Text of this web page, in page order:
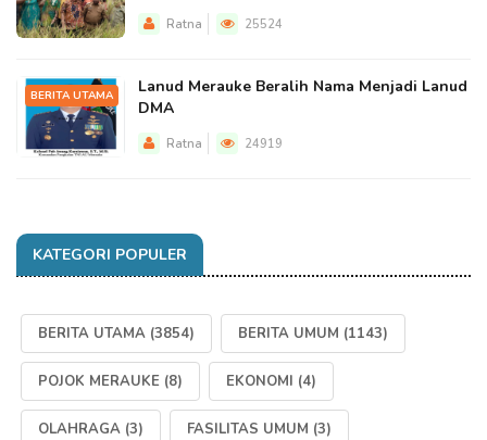
Ratna 25524
BERITA UTAMA
Lanud Merauke Beralih Nama Menjadi Lanud
DMA
Ratna 24919
KATEGORI POPULER
BERITA UTAMA (3854) BERITA UMUM (1143)
POJOK MERAUKE (8) EKONOMI (4)
OLAHRAGA (3) FASILITAS UMUM (3)